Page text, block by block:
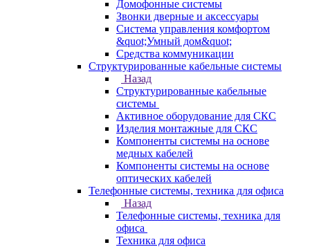
Домофонные системы
Звонки дверные и аксессуары
Система управления комфортом
&quot;Умный дом&quot;
Средства коммуникации
Структурированные кабельные системы
Назад
Структурированные кабельные
системы
Активное оборудование для СКС
Изделия монтажные для СКС
Компоненты системы на основе
медных кабелей
Компоненты системы на основе
оптических кабелей
Телефонные системы, техника для офиса
Назад
Телефонные системы, техника для
офиса
Техника для офиса